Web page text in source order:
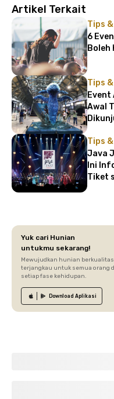
Artikel Terkait
Tips
6
Boleh
Tips
Event
Awal
Tips
Java
Ini
Tiket
Yuk cari Hunian
untukmu sekarang!
Mewujudkan hunian
terjangkau untuk semua orang
setiap fase kehidupan.
Download Aplikasi